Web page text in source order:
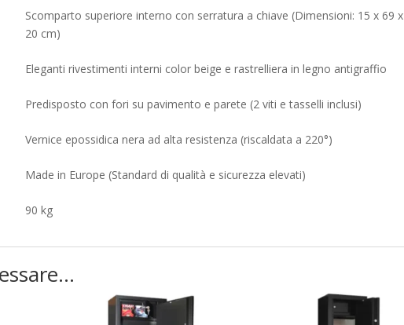
Scomparto superiore interno con serratura a chiave (Dimensioni: 15 x 69 x
20 cm)
Eleganti rivestimenti interni color beige e rastrelliera in legno antigraffio
Predisposto con fori su pavimento e parete (2 viti e tasselli inclusi)
Vernice epossidica nera ad alta resistenza (riscaldata a 220°)
Made in Europe (Standard di qualità e sicurezza elevati)
90 kg